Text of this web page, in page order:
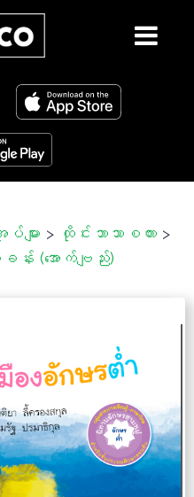
ျား > ထိုင်းဘာသာစကား >
း (အောက်ဗျည်း)